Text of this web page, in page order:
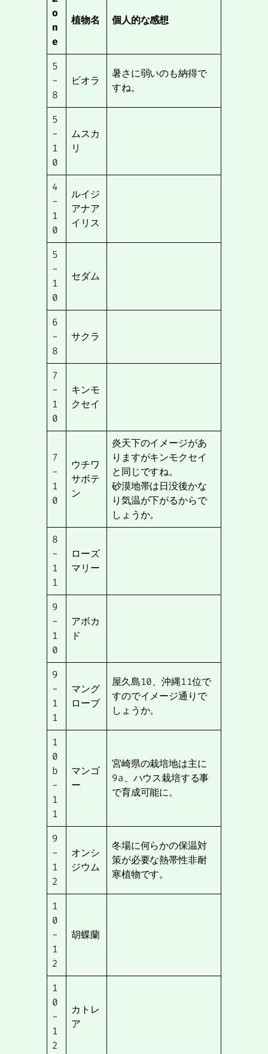
o
n
e
植物名 個人的な感想
5
-
8
ビオラ
暑さに弱いのも納得で
すね。
5
-
1
0
ムスカ
リ
4
-
1
0
ルイジ
アナア
イリス
5
-
1
0
セダム
6
-
8
サクラ
7
-
1
0
キンモ
クセイ
7
-
1
0
ウチワ
サボテ
ン
炎天下のイメージがあ
りますがキンモクセイ
と同じですね。
砂漠地帯は日没後かな
り気温が下がるからで
しょうか。
8
-
1
1
ローズ
マリー
9
-
1
0
アボカ
ド
9
-
1
1
マング
ローブ
屋久島10、沖縄11位で
すのでイメージ通りで
しょうか。
1
0
b
-
1
1
マンゴ
ー
宮崎県の栽培地は主に
9a、ハウス栽培する事
で育成可能に。
9
-
1
2
オンシ
ジウム
冬場に何らかの保温対
策が必要な熱帯性非耐
寒植物です。
1
0
-
1
2
胡蝶蘭
1
0
-
1
2
カトレ
ア